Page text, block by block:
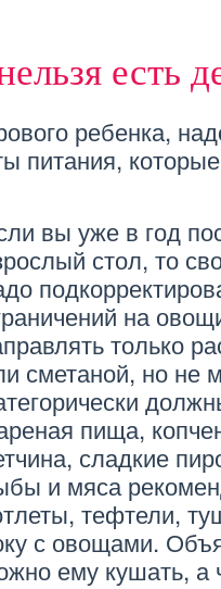
есть
ребенка,
питания,
РЕБЁНКА В ДЕТСКОМ
САДУ
КАК КУПАТЬ
РЕБЕНКА?
ДЕТИ
вы уже в год
стол, то
на
только
сметаной, но не
пища,
сладкие
и мяса
тефтели,
с овощами.
ему кушать, а